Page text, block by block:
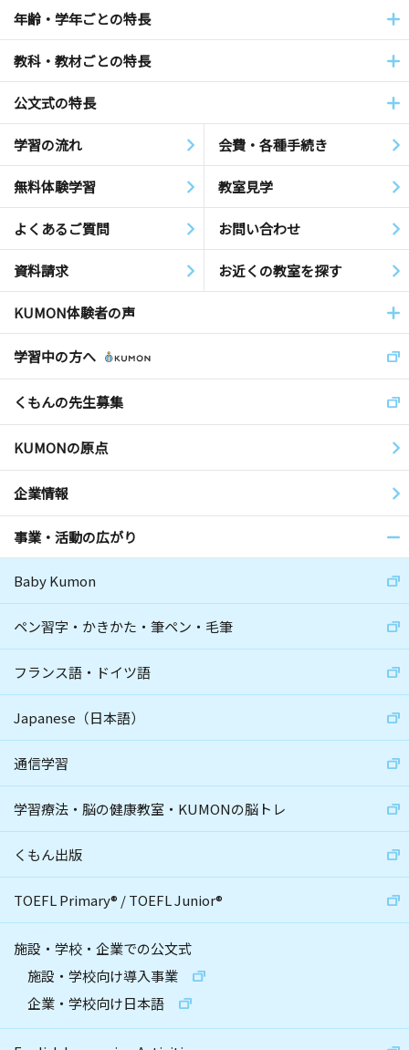
年齢・学年ごとの特長
教科・教材ごとの特長
公文式の特長
学習の流れ 会費・各種手続き
無料体験学習 教室見学
よくあるご質問 お問い合わせ
資料請求 お近くの教室を探す
KUMON体験者の声
学習中の方へ
くもんの先生募集
KUMONの原点
企業情報
事業・活動の広がり
Baby Kumon
ペン習字・かきかた・筆ペン・毛筆
フランス語・ドイツ語
Japanese（日本語）
通信学習
学習療法・脳の健康教室・KUMONの脳トレ
くもん出版
TOEFL Primary® /TOEFL Junior®
施設・学校・企業での公文式
施設・学校向け導入事業
企業・学校向け日本語